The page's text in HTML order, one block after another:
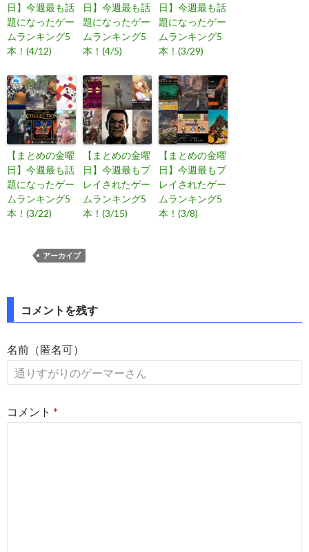
日】今週最も話
題になったゲー
ムランキング5
本！(4/12)
日】今週最も話
題になったゲー
ムランキング5
本！(4/5)
日】今週最も話
題になったゲー
ムランキング5
本！(3/29)
【まとめの金曜
日】今週最も話
題になったゲー
ムランキング5
本！(3/22)
【まとめの金曜
日】今週最もプ
レイされたゲー
ムランキング5
本！(3/15)
【まとめの金曜
日】今週最もプ
レイされたゲー
ムランキング5
本！(3/8)
アーカイブ
投
ナ
ビ
ゲ
ー
コメントを残す
名前（匿名可）
コメント *